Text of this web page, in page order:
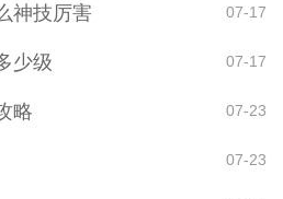
神技厉害 07-17
少级 07-17
略 07-23
07-23